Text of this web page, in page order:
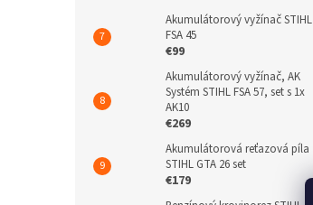
Akumulátorový vyžínač STIHL
FSA 45
€99
Akumulátorový vyžínač, AK
Systém STIHL FSA 57, set s 1x
AK10
€269
Akumulátorová reťazová píla
STIHL GTA 26 set
€179